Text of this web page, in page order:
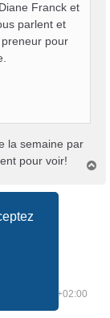
Franck et
parlent et
pour
la semaine par
pour voir!
format UTC+02:00